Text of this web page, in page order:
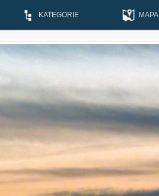
KATEGORIE MAPA